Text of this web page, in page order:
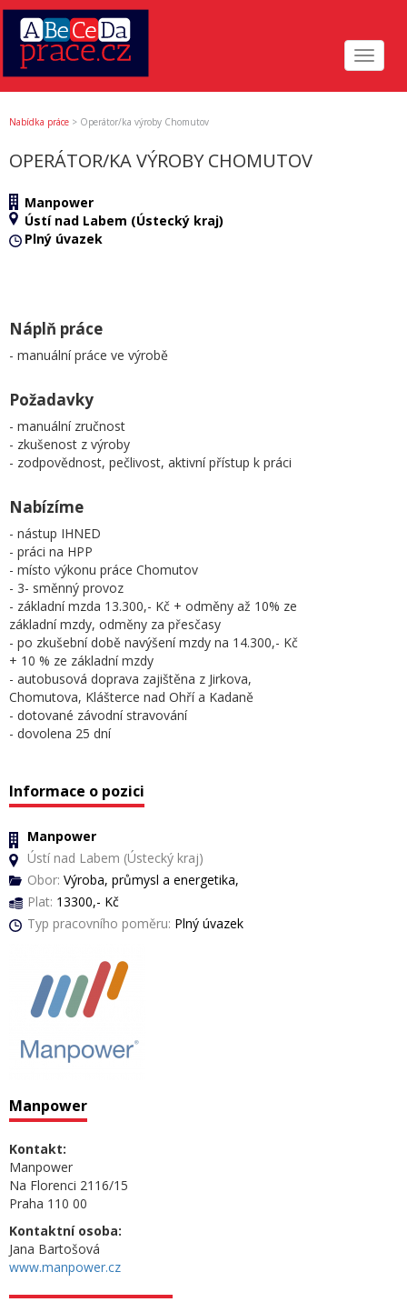
Toggle
Nabídka práce > Operátor/ka výroby Chomutov
OPERÁTOR/KA VÝROBY CHOMUTOV
Manpower
Ústí nad Labem (Ústecký kraj)
Plný úvazek
Náplň práce
- manuální práce ve výrobě
Požadavky
- manuální zručnost
- zkušenost z výroby
- zodpovědnost, pečlivost, aktivní přístup k práci
Nabízíme
- nástup IHNED
- práci na HPP
- místo výkonu práce Chomutov
- 3- směnný provoz
- základní mzda 13.300,- Kč + odměny až 10% ze
základní mzdy, odměny za přesčasy
- po zkušební době navýšení mzdy na 14.300,- Kč
+ 10 % ze základní mzdy
- autobusová doprava zajištěna z Jirkova,
Chomutova, Klášterce nad Ohří a Kadaně
- dotované závodní stravování
- dovolena 25 dní
Informace o pozici
Manpower
Ústí nad Labem (Ústecký kraj)
Obor: Výroba, průmysl a energetika,
Plat: 13300,- Kč
Typ pracovního poměru: Plný úvazek
Manpower
Kontakt:
Manpower
Na Florenci 2116/15
Praha 110 00
Kontaktní osoba:
Jana Bartošová
www.manpower.cz